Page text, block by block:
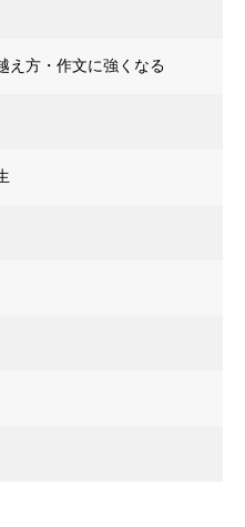
え方・作文に強くなる